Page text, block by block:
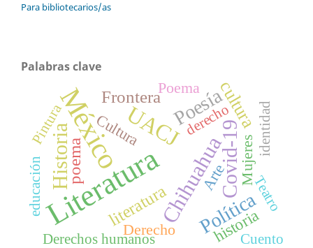
Para bibliotecarios/as
Palabras clave
Literatura
MéxicoUACJ
Chihuahua
Historia Covid-19
Poesía
Política
cultura
poema
Frontera
literatura historia
Cultura
Poema
Arte
Derecho
Mujeres
derecho
Teatro
educación
identidad
Derechos humanos Cuento
Pintura